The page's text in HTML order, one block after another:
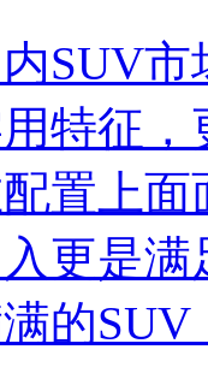
SUV
特征
置上
更是
的